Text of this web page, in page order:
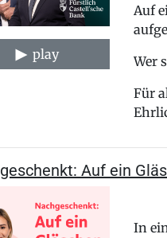
play
Auf
Wer
Für
Auf ein
In